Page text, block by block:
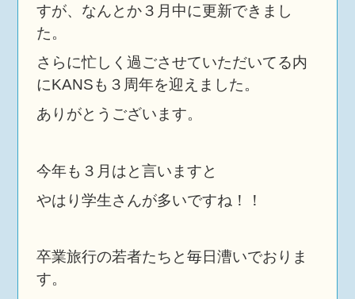
すが、なんとか３月中に更新できまし
た。
さらに忙しく過ごさせていただいてる内
にKANSも３周年を迎えました。
ありがとうございます。
今年も３月はと言いますと
やはり学生さんが多いですね！！
卒業旅行の若者たちと毎日漕いでおりま
す。